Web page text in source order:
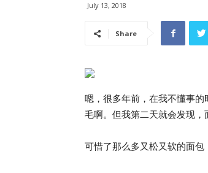
July 13, 2018
Share
嗯，很多年前，在我不懂事
毛啊。但我第二天就会发现，
可惜了那么多又松又软的面包